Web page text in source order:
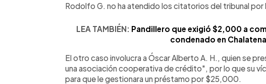
Rodolfo G. no ha atendido los citatorios del tribunal
LEA TAMBIÉN: Pandillero que exigió $2,000 a
condenado en
El otro caso involucra a Óscar Alberto A. H., quien se
una asociación cooperativa de crédito", por lo que su
para que le gestionara un préstamo por $25,000.